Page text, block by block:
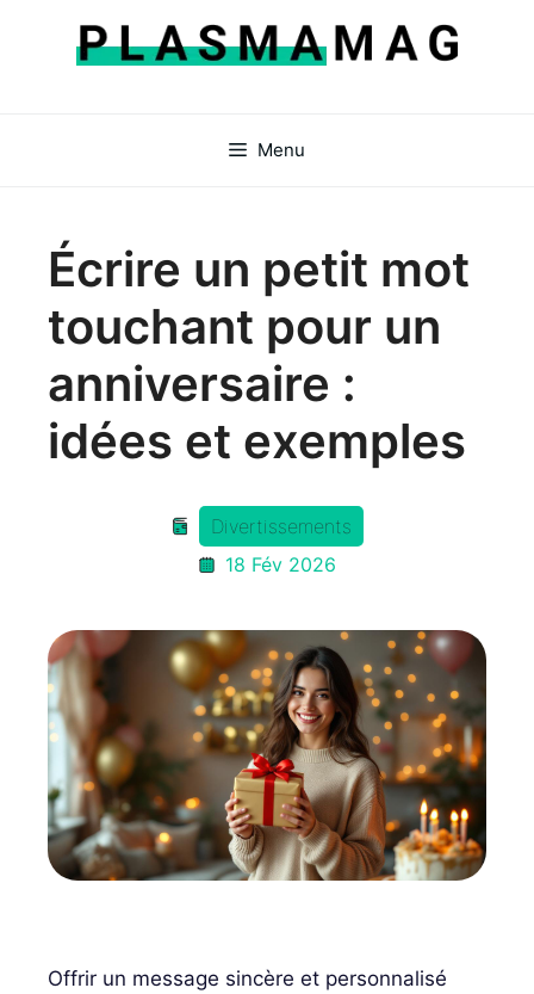
Menu
Écrire un petit mot
touchant pour un
anniversaire :
idées et exemples
Divertissements
18 Fév 2026
Offrir un message sincère et personnalisé